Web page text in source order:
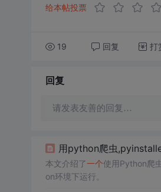
给本帖投票
19 回复 打
回复
请发表友善的回复…
用python爬虫
本文介绍了一个使用Python爬
on环境下运行。